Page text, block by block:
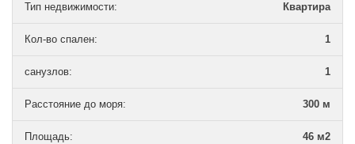
Тип недвижимости: Квартира
Кол-во спален: 1
санузлов: 1
Расстояние до моря: 300 м
Площадь: 46 м2